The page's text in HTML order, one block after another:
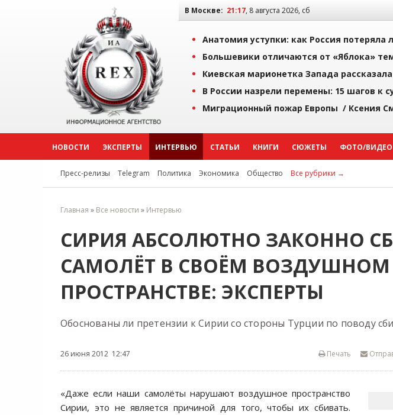
В Москве: 21:17, 8 августа 2026, сб
Анатомия уступки: как Россия
Большевики отличаются от «Яблока»
Киевская марионетка Запада
В России назрели перемены: 15 шагов к
Миграционный пожар Европы / Ксения
НОВОСТИ ЭКСПЕРТЫ ИНТЕРВЬЮ СТАТЬИ КНИГИ СЮЖЕТЫ ФОТО/ВИДЕО
Пресс-релизы Telegram Политика Экономика Общество Все рубрики →
Главная » Все новости » Интервью
СИРИЯ АБСОЛЮТНО ЗАКОННО
САМОЛЁТ В СВОЁМ ВОЗДУШНОМ
ПРОСТРАНСТВЕ: ЭКСПЕРТЫ
Обоснованы ли претензии к Сирии со стороны Турции по поводу
26 июня 2012 12:47 Печать
«Даже если наши самолёты нарушают воздушное пространство
Сирии, это не является причиной для того, чтобы их сбивать.